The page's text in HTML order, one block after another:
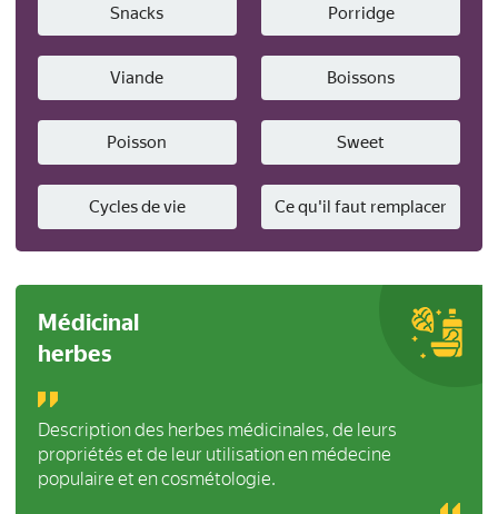
Snacks Porridge
Viande Boissons
Poisson Sweet
Cycles de vie Ce qu'il faut remplacer
Médicinal
herbes
Description des herbes médicinales, de leurs
propriétés et de leur utilisation en médecine
populaire et en cosmétologie.